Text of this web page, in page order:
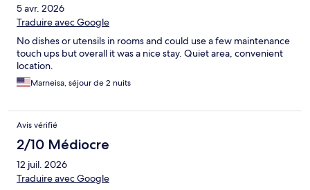
5 avr. 2026
Traduire avec Google
No dishes or utensils in rooms and could use a few maintenance
touch ups but overall it was a nice stay. Quiet area, convenient
location.
Marneisa, séjour de 2 nuits
Avis vérifié
2/10 Médiocre
12 juil. 2026
Traduire avec Google